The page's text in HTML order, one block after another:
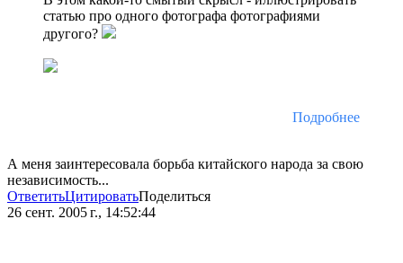
статью про одного фотографа фотографиями
другого?
Подробнее
А меня заинтересовала борьба китайского народа за свою
независимость...
ОтветитьЦитироватьПоделиться
26 сент. 2005 г., 14:52:44